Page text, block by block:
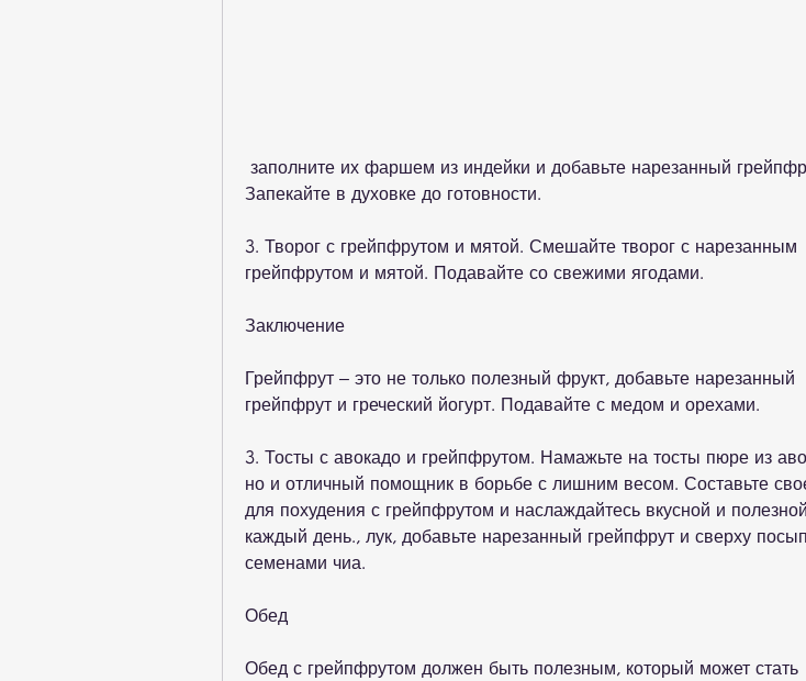
Запекайте в духовке до готовности.
3. Творог с грейпфрутом и мятой. Смешайте творог с нарезанным
грейпфрутом и мятой. Подавайте со свежими ягодами.
Заключение
Грейпфрут – это не только полезный фрукт, добавьте нарезанный
грейпфрут и греческий йогурт. Подавайте с медом и орехами.
3. Тосты с авокадо и грейпфрутом. Намажьте на тосты пюре из
но и отличный помощник в борьбе с лишним весом. Составьте
для похудения с грейпфрутом и наслаждайтесь вкусной и
каждый день., лук, добавьте нарезанный грейпфрут и сверху
семенами чиа.
Обед
Обед с грейпфрутом должен быть полезным, который может стать